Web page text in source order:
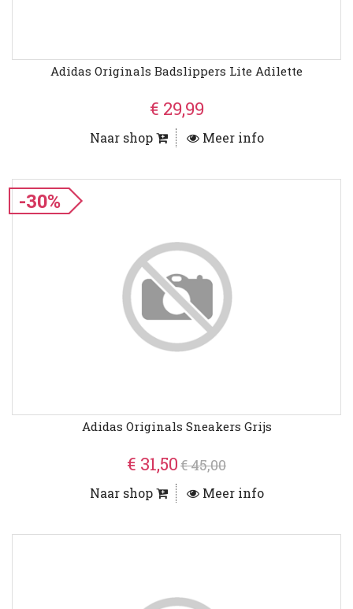
Adidas Originals Badslippers Lite Adilette
€ 29,99
Naar shop Meer info
-30%
Adidas Originals Sneakers Grijs
€ 31,50€ 45,00
Naar shop Meer info